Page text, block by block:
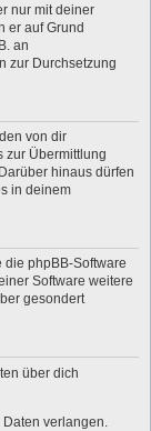
nur mit deiner
er auf Grund
an
zur Durchsetzung
von dir
zur Übermittlung
hinaus dürfen
in deinem
die phpBB-Software
Software weitere
gesondert
über dich
verlangen.